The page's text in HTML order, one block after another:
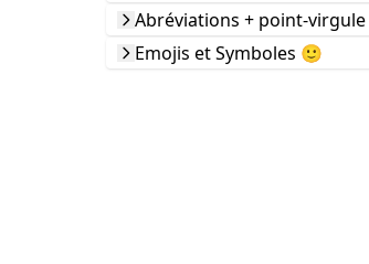
Abréviations + point-virgule
Emojis et Symboles 🙂